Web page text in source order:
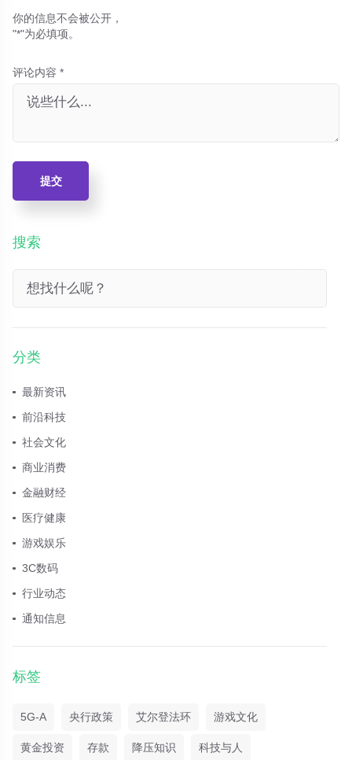
你的信息不会被公开，
"*"为必填项。
评论内容 *
提交
搜索
分类
最新资讯
前沿科技
社会文化
商业消费
金融财经
医疗健康
游戏娱乐
3C数码
行业动态
通知信息
标签
5G-A 央行政策 艾尔登法环 游戏文化
黄金投资 存款 降压知识 科技与人